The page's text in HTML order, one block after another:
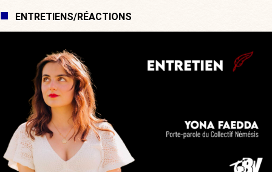
ENTRETIENS/RÉACTIONS